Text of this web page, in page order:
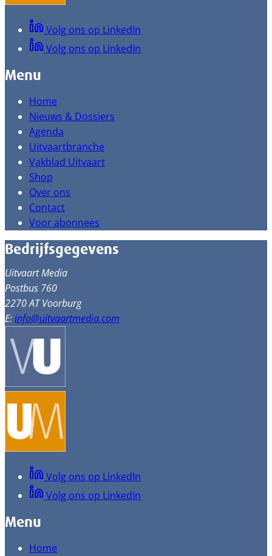
Volg ons op LinkedIn
Volg ons op LinkedIn
Menu
Home
Nieuws & Dossiers
Agenda
Uitvaartbranche
Vakblad Uitvaart
Shop
Over ons
Contact
Voor abonnees
Bedrijfsgegevens
Uitvaart Media
Postbus 760
2270 AT Voorburg
E:info@uitvaartmedia.com
Volg ons op LinkedIn
Volg ons op LinkedIn
Menu
Home